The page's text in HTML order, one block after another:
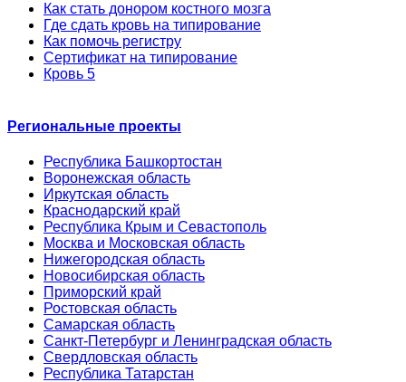
Как стать донором костного мозга
Где сдать кровь на типирование
Как помочь регистру
Сертификат на типирование
Кровь 5
Региональные проекты
Республика Башкортостан
Воронежская область
Иркутская область
Краснодарский край
Республика Крым и Севастополь
Москва и Московская область
Нижегородская область
Новосибирская область
Приморский край
Ростовская область
Самарская область
Санкт-Петербург и Ленинградская область
Свердловская область
Республика Татарстан